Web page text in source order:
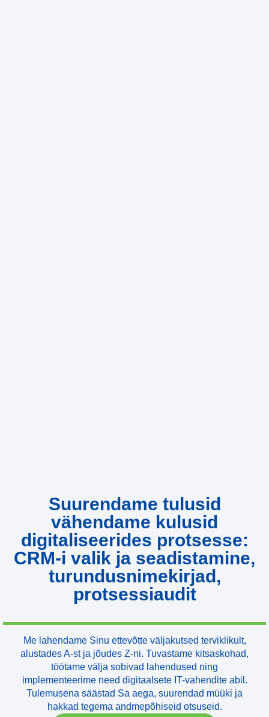
Suurendame tulusid
vähendame kulusid
digitaliseerides protsesse:
CRM-i valik ja seadistamine,
turundusnimekirjad,
protsessiaudit
Me lahendame Sinu ettevõtte väljakutsed terviklikult,
alustades A-st ja jõudes Z-ni. Tuvastame kitsaskohad,
töötame välja sobivad lahendused ning
implementeerime need digitaalsete IT-vahendite abil.
Tulemusena säästad Sa aega, suurendad müüki ja
hakkad tegema andmepõhiseid otsuseid.